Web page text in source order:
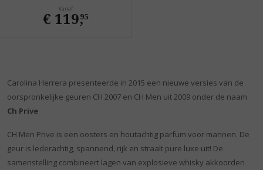
Vanaf
€ 119,
95
Carolina Herrera presenteerde in 2015 een nieuwe versies van de
oorspronkelijke geuren CH 2007 en CH Men uit 2009 onder de naam
Ch Prive
CH Men Prive is een oosters en houtachtig parfum voor mannen. De
geur is lederachtig, spannend, rijk en straalt pure luxe uit! De
samenstelling combineert lagen van explosieve whisky akkoorden